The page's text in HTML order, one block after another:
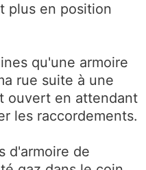
plus en position
qu'une armoire
rue suite à une
ouvert en attendant
les raccordements.
d'armoire de